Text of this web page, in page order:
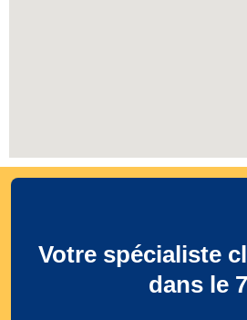
Votre spécialiste
dans le